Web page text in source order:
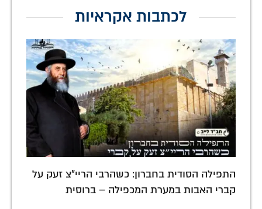
לכתבות אקראיות
התפילה הסודית בחברון: כשהרבי הריי"צ זעק על
קברי האבות במערת המכפילה – ברוסית